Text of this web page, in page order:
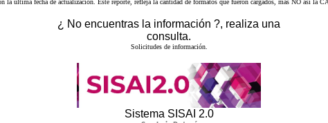
la última fecha de actualización. Este reporte, refleja la cantidad de formatos que fueron cargados, más NO así la
¿ No encuentras la información ?, realiza una
consulta.
Solicitudes de información.
Sistema SISAI 2.0